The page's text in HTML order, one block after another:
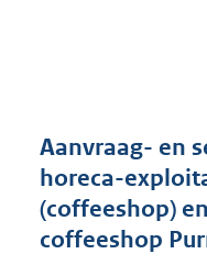
Aanvraag- en
horeca-
(coffeeshop)
coffeeshop